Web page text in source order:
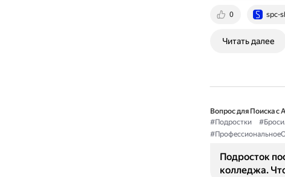
0 spc-
Читать далее
Вопрос для Поиска с
#Подростки
Подросток
колледжа.